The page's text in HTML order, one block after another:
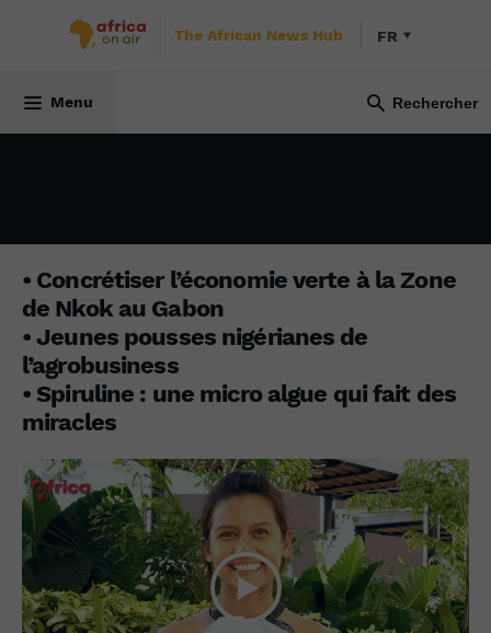
The African News Hub FR
Menu
• Concrétiser l’économie verte à la Zone
de Nkok au Gabon
• Jeunes pousses nigérianes de
l’agrobusiness
• Spiruline : une micro algue qui fait des
miracles